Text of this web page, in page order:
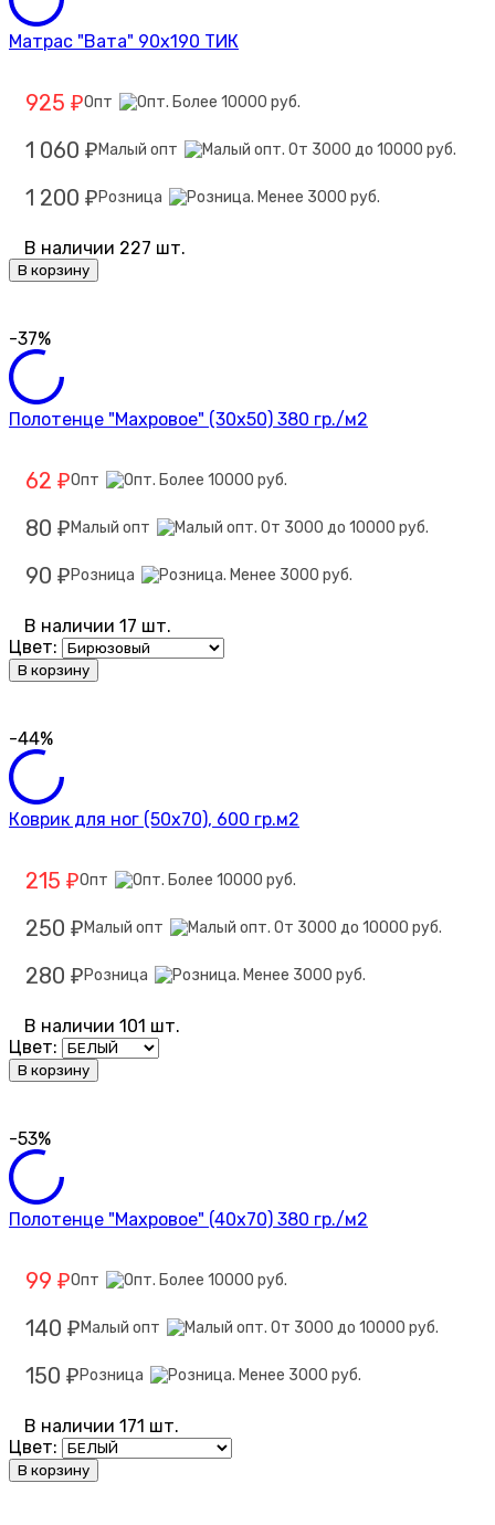
Матрас "Вата" 90х190 ТИК
925 ₽Опт
1 060 ₽ Малый опт
1 200 ₽ Розница
В наличии 227 шт.
В корзину
-37%
Полотенце "Махровое" (30х50) 380 гр./м2
62 ₽Опт
80 ₽ Малый опт
90 ₽ Розница
В наличии 17 шт.
Цвет:
В корзину
-44%
Коврик для ног (50х70), 600 гр.м2
215 ₽Опт
250 ₽ Малый опт
280 ₽ Розница
В наличии 101 шт.
Цвет:
В корзину
-53%
Полотенце "Махровое" (40х70) 380 гр./м2
99 ₽Опт
140 ₽ Малый опт
150 ₽ Розница
В наличии 171 шт.
Цвет:
В корзину